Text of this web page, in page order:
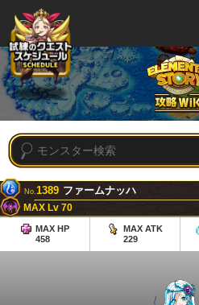
No.1389 ファームナッハ
MAX Lv 70
MAX HP
458
MAX ATK
229